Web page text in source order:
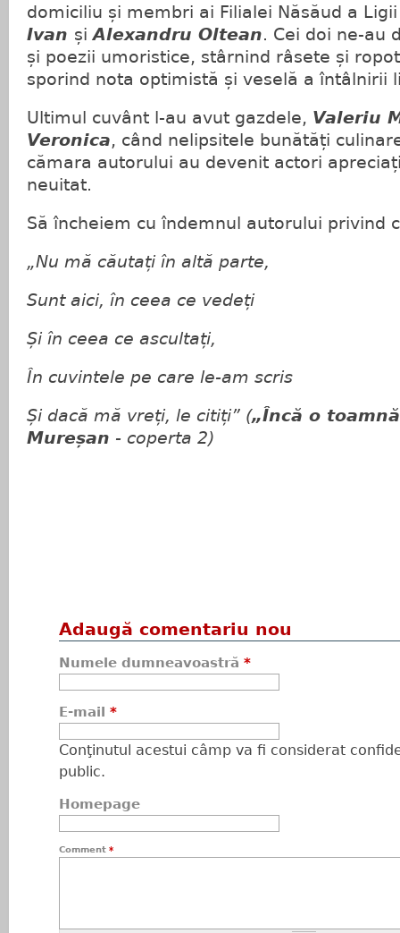
domiciliu și membri ai Filialei Năsăud a
Ivan șiAlexandru Oltean. Cei doi ne-au
și poezii umoristice, stârnind râsete și
sporind nota optimistă și veselă a întâlnirii
Ultimul cuvânt l-au avut gazdele, Valeriu
Veronica, când nelipsitele bunătăți
cămara autorului au devenit actori
neuitat.
Să încheiem cu îndemnul autorului privind
„Nu mă căutați în altă parte,
Sunt aici, în ceea ce vedeți
Și în ceea ce ascultați,
În cuvintele pe care le-am scris
Și dacă mă vreți, le citiți” („Încă o
Mureșan - coperta 2)
Adaugă comentariu nou
Numele dumneavoastră *
E-mail *
Conţinutul acestui câmp va fi considerat
public.
Homepage
Comment *